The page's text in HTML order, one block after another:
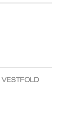
VESTFOLD